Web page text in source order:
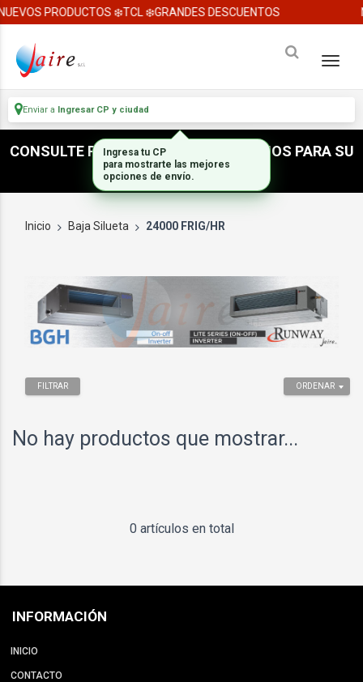
PRODUCTOS ❄️TCL ❄️GRANDES DESCUENTOS
Enviar a Ingresar CP y ciudad
CONSULTE POR ACCESORIOS E INSUMOS PARA SU
INSTALACION
Inicio Baja Silueta 24000 FRIG/HR
ORDENAR
FILTRAR
No hay productos que mostrar...
0 artículos en total
INFORMACIÓN
INICIO
CONTACTO
Ingresa tu CP
para mostrarte las mejores
opciones de envío.